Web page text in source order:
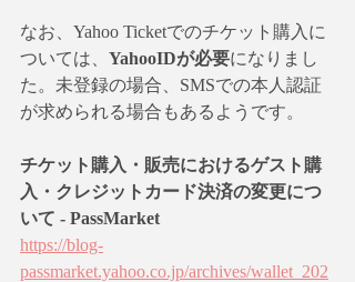
なお、Yahoo Ticketでのチケット購入に
ついては、 YahooIDが必要になりまし
た。未登録の場合、SMSでの本人認証
が求められる場合もあるようです。
チケット購入・販売におけるゲスト購
入・クレジットカード決済の変更につ
いて - PassMarket
https://blog-
passmarket.yahoo.co.jp/archives/wallet_202